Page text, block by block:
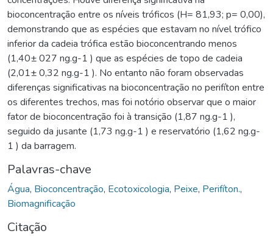
bioconcentração entre os níveis tróficos (H= 81,93; p= 0,00),
demonstrando que as espécies que estavam no nível trófico
inferior da cadeia trófica estão bioconcentrando menos
(1,40± 027 ng.g-1 ) que as espécies de topo de cadeia
(2,01± 0,32 ng.g-1 ). No entanto não foram observadas
diferenças significativas na bioconcentração no perifíton entre
os diferentes trechos, mas foi notório observar que o maior
fator de bioconcentração foi à transição (1,87 ng.g-1 ),
seguido da jusante (1,73 ng.g-1 ) e reservatório (1,62 ng.g-
1 ) da barragem.
Palavras-chave
Água, Bioconcentração, Ecotoxicologia, Peixe, Perifíton.,
Biomagnificação
Citação